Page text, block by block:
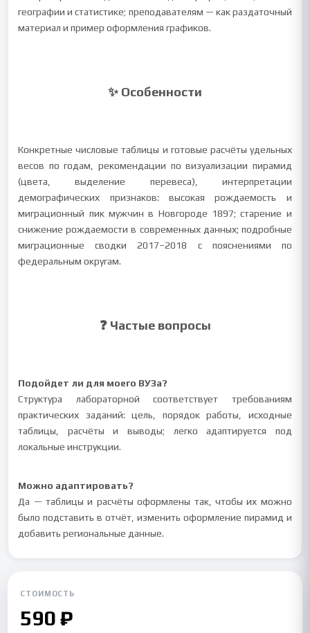
географии и статистике; преподавателям — как раздаточный
материал и пример оформления графиков.
✨ Особенности
Конкретные числовые таблицы и готовые расчёты удельных
весов по годам, рекомендации по визуализации пирамид
(цвета, выделение перевеса), интерпретации
демографических признаков: высокая рождаемость и
миграционный пик мужчин в Новгороде 1897; старение и
снижение рождаемости в современных данных; подробные
миграционные сводки 2017–2018 с пояснениями по
федеральным округам.
❓ Частые вопросы
Подойдет ли для моего ВУЗа?
Структура лабораторной соответствует требованиям
практических заданий: цель, порядок работы, исходные
таблицы, расчёты и выводы; легко адаптируется под
локальные инструкции.
Можно адаптировать?
Да — таблицы и расчёты оформлены так, чтобы их можно
было подставить в отчёт, изменить оформление пирамид и
добавить региональные данные.
СТОИМОСТЬ
590 ₽